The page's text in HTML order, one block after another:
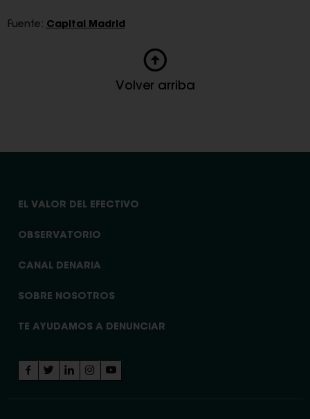
Fuente: Capital Madrid
Volver arriba
EL VALOR DEL EFECTIVO
OBSERVATORIO
CANAL DENARIA
SOBRE NOSOTROS
TE AYUDAMOS A DENUNCIAR